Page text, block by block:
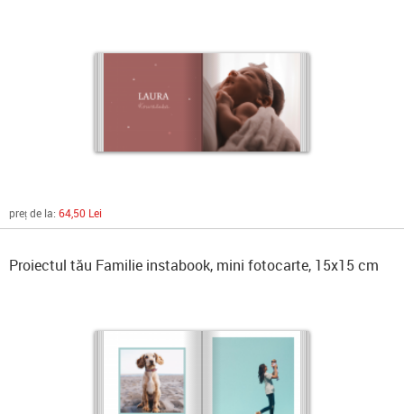
preț de la: 64,50 Lei
Proiectul tău Familie instabook, mini fotocarte, 15x15 cm